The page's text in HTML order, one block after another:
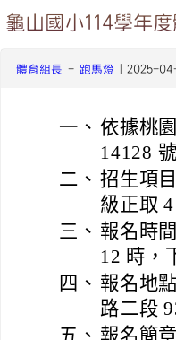
龜山國小114學年
體育組長 - 跑馬燈 | 2025-
一、 依據桃
14128
二、 招生項
級正取
三、 報名時
12 時，
四、 報名地
路二段
五、 報名簡